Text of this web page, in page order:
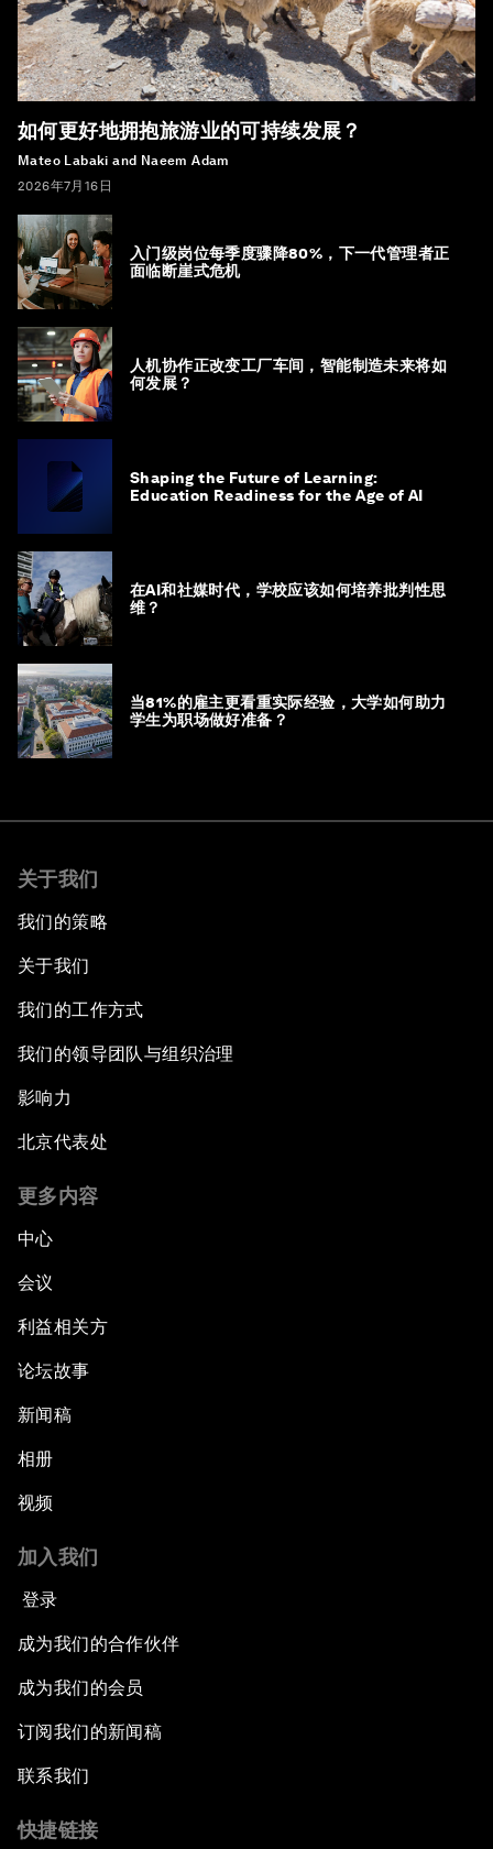
如何更好地拥抱旅游业的可持续发展？
Mateo Labaki and Naeem Adam
2026年7月16日
入门级岗位每季度骤降80%，下一代管理者正
面临断崖式危机
人机协作正改变工厂车间，智能制造未来将如
何发展？
Shaping the Future of Learning:
Education Readiness for the Age of AI
在AI和社媒时代，学校应该如何培养批判性思
维？
当81%的雇主更看重实际经验，大学如何助力
学生为职场做好准备？
关于我们
我们的策略
关于我们
我们的工作方式
我们的领导团队与组织治理
影响力
北京代表处
更多内容
中心
会议
利益相关方
论坛故事
新闻稿
相册
视频
加入我们
登录
成为我们的合作伙伴
成为我们的会员
订阅我们的新闻稿
联系我们
快捷链接